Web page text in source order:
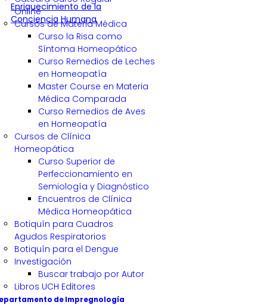
Online
Cursos de Materia Médica
Curso la Risa como
Síntoma Homeopático
Curso Remedios de Leches
en Homeopatía
Master Course en Materia
Médica Comparada
Curso Remedios de Aves
en Homeopatía
Cursos de Clínica
Homeopática
Curso Superior de
Perfeccionamiento en
Semiología y Diagnóstico
Encuentros de Clínica
Médica Homeopática
Botiquín para Cuadros
Agudos Respiratorios
Botiquín para el Dengue
Investigación
Buscar trabajo por Autor
Libros UCH Editores
de Impregnología